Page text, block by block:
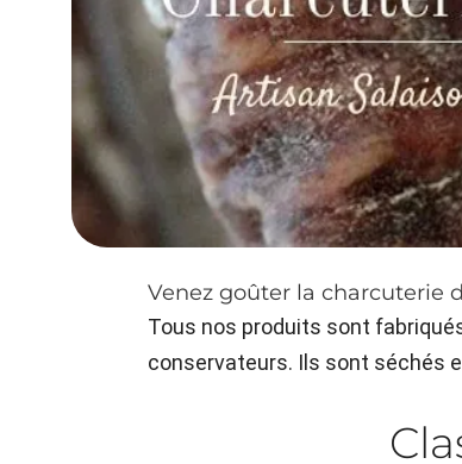
Venez goûter la charcuterie
Tous nos produits sont
conservateurs. Ils sont séchés